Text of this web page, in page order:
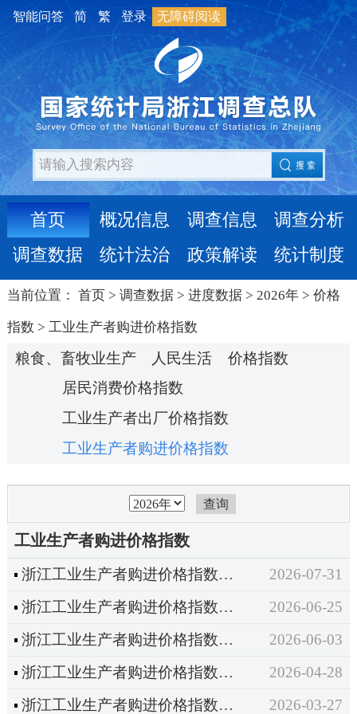
智能问答 简 繁 登录 无障碍阅读
首页 概况信息 调查信息
调查分析
调查数据
统计法治 政策解读 统计制度
当前位置： 首页> 调查数据> 进度数据> 2026年> 价格
指数 > 工业生产者购进价格指数
粮食、畜牧业生产 人民生活
价格指数
居民消费价格指数
工业生产者出厂价格指数
工业生产者购进价格指数
工业生产者购进价格指数
浙江工业生产者购进价格指数（2026年6月）
2026-07-31
浙江工业生产者购进价格指数（2026年5月）
2026-06-25
浙江工业生产者购进价格指数（2026年4月）
2026-06-03
浙江工业生产者购进价格指数（2026年3月）
2026-04-28
浙江工业生产者购进价格指数（2026年2月）
2026-03-27